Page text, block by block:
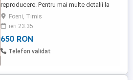
reproducere. Pentru mai multe detalii la
telefon, nu sunați inutil. Preț: 650 ron buc
Foeni, Timis
ieri 23:35
650 RON
Telefon validat